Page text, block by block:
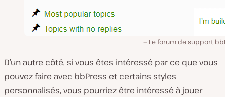
Le forum de support
D’un autre côté, si vous êtes intéressé par ce que vous
pouvez faire avec bbPress et certains styles
personnalisés, vous pourriez être intéressé à jouer